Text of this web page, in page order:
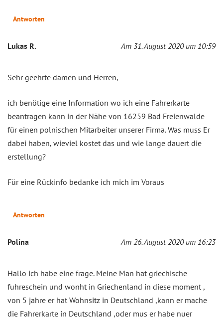
Antworten
Lukas R. Am 31. August 2020 um 10:59
Sehr geehrte damen und Herren,
ich benötige eine Information wo ich eine Fahrerkarte
beantragen kann in der Nähe von 16259 Bad Freienwalde
für einen polnischen Mitarbeiter unserer Firma. Was muss Er
dabei haben, wieviel kostet das und wie lange dauert die
erstellung?
Für eine Rückinfo bedanke ich mich im Voraus
Antworten
Polina Am 26. August 2020 um 16:23
Hallo ich habe eine frage. Meine Man hat griechische
fuhreschein und wonht in Griechenland in diese moment ,
von 5 jahre er hat Wohnsitz in Deutschland ,kann er mache
die Fahrerkarte in Deutschland ,oder mus er habe nuer